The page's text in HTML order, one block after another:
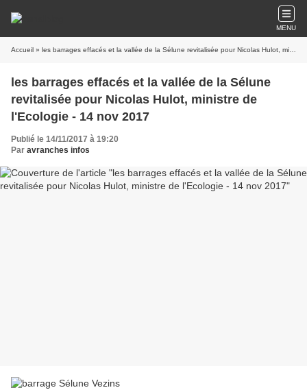
MENU
Accueil » les barrages effacés et la vallée de la Sélune revitalisée pour Nicolas Hulot, ministre de l'Ecologie - 14 nov 2017
les barrages effacés et la vallée de la Sélune
revitalisée pour Nicolas Hulot, ministre de
l'Ecologie - 14 nov 2017
Publié le 14/11/2017 à 19:20
Par avranches infos